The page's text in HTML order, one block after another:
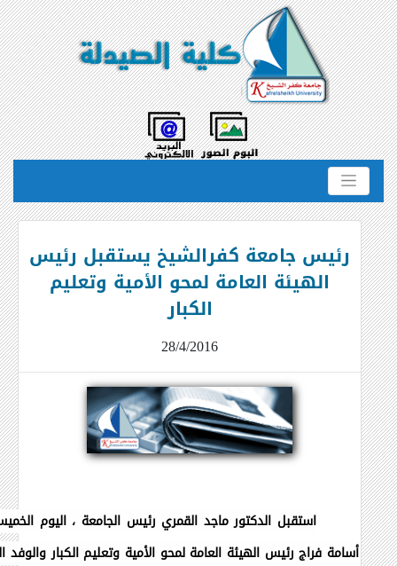
رئيس جامعة كفرالشيخ يستقبل رئيس
الهيئة العامة لمحو الأمية وتعليم
الكبار
28/4/2016
استقبل الدكتور ماجد القمري رئيس الجامعة ، اليوم
أسامة فراج رئيس الهيئة العامة لمحو الأمية وتعليم الكبار والوفد